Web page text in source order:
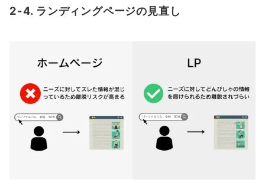
2-4. ランディングページの見直し